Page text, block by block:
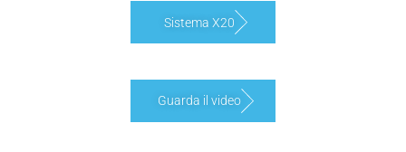
Sistema X20
Guarda il video